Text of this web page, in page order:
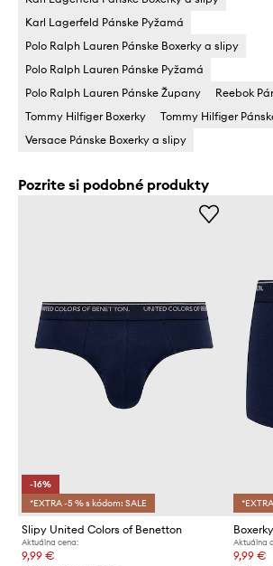
Karl Lagerfeld Pánske Pyžamá
Polo Ralph Lauren Pánske Boxerky a slipy
Polo Ralph Lauren Pánske Pyžamá
Polo Ralph Lauren Pánske Župany
Reebok
Tommy Hilfiger Boxerky
Tommy Hilfiger
Versace Pánske Boxerky a slipy
Pozrite si podobné produkty
-16%
*EXTRA -5 % s kódom: SALE
Slipy United Colors of Benetton
Aktuálna cena:
9,99 €
Aktuálna
9,99 €